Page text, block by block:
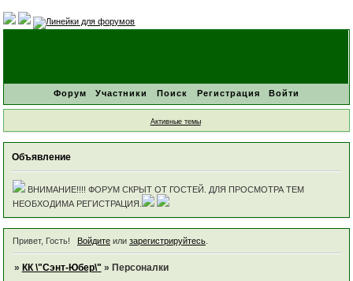
Форум Участники Поиск Регистрация Войти
Активные темы
Объявление
ВНИМАНИЕ!!!! ФОРУМ СКРЫТ ОТ ГОСТЕЙ. ДЛЯ ПРОСМОТРА ТЕМ
НЕОБХОДИМА РЕГИСТРАЦИЯ.
Привет, Гость! Войдитеили зарегистрируйтесь.
» КК \"Сэнт-Юбер\" » Персоналки